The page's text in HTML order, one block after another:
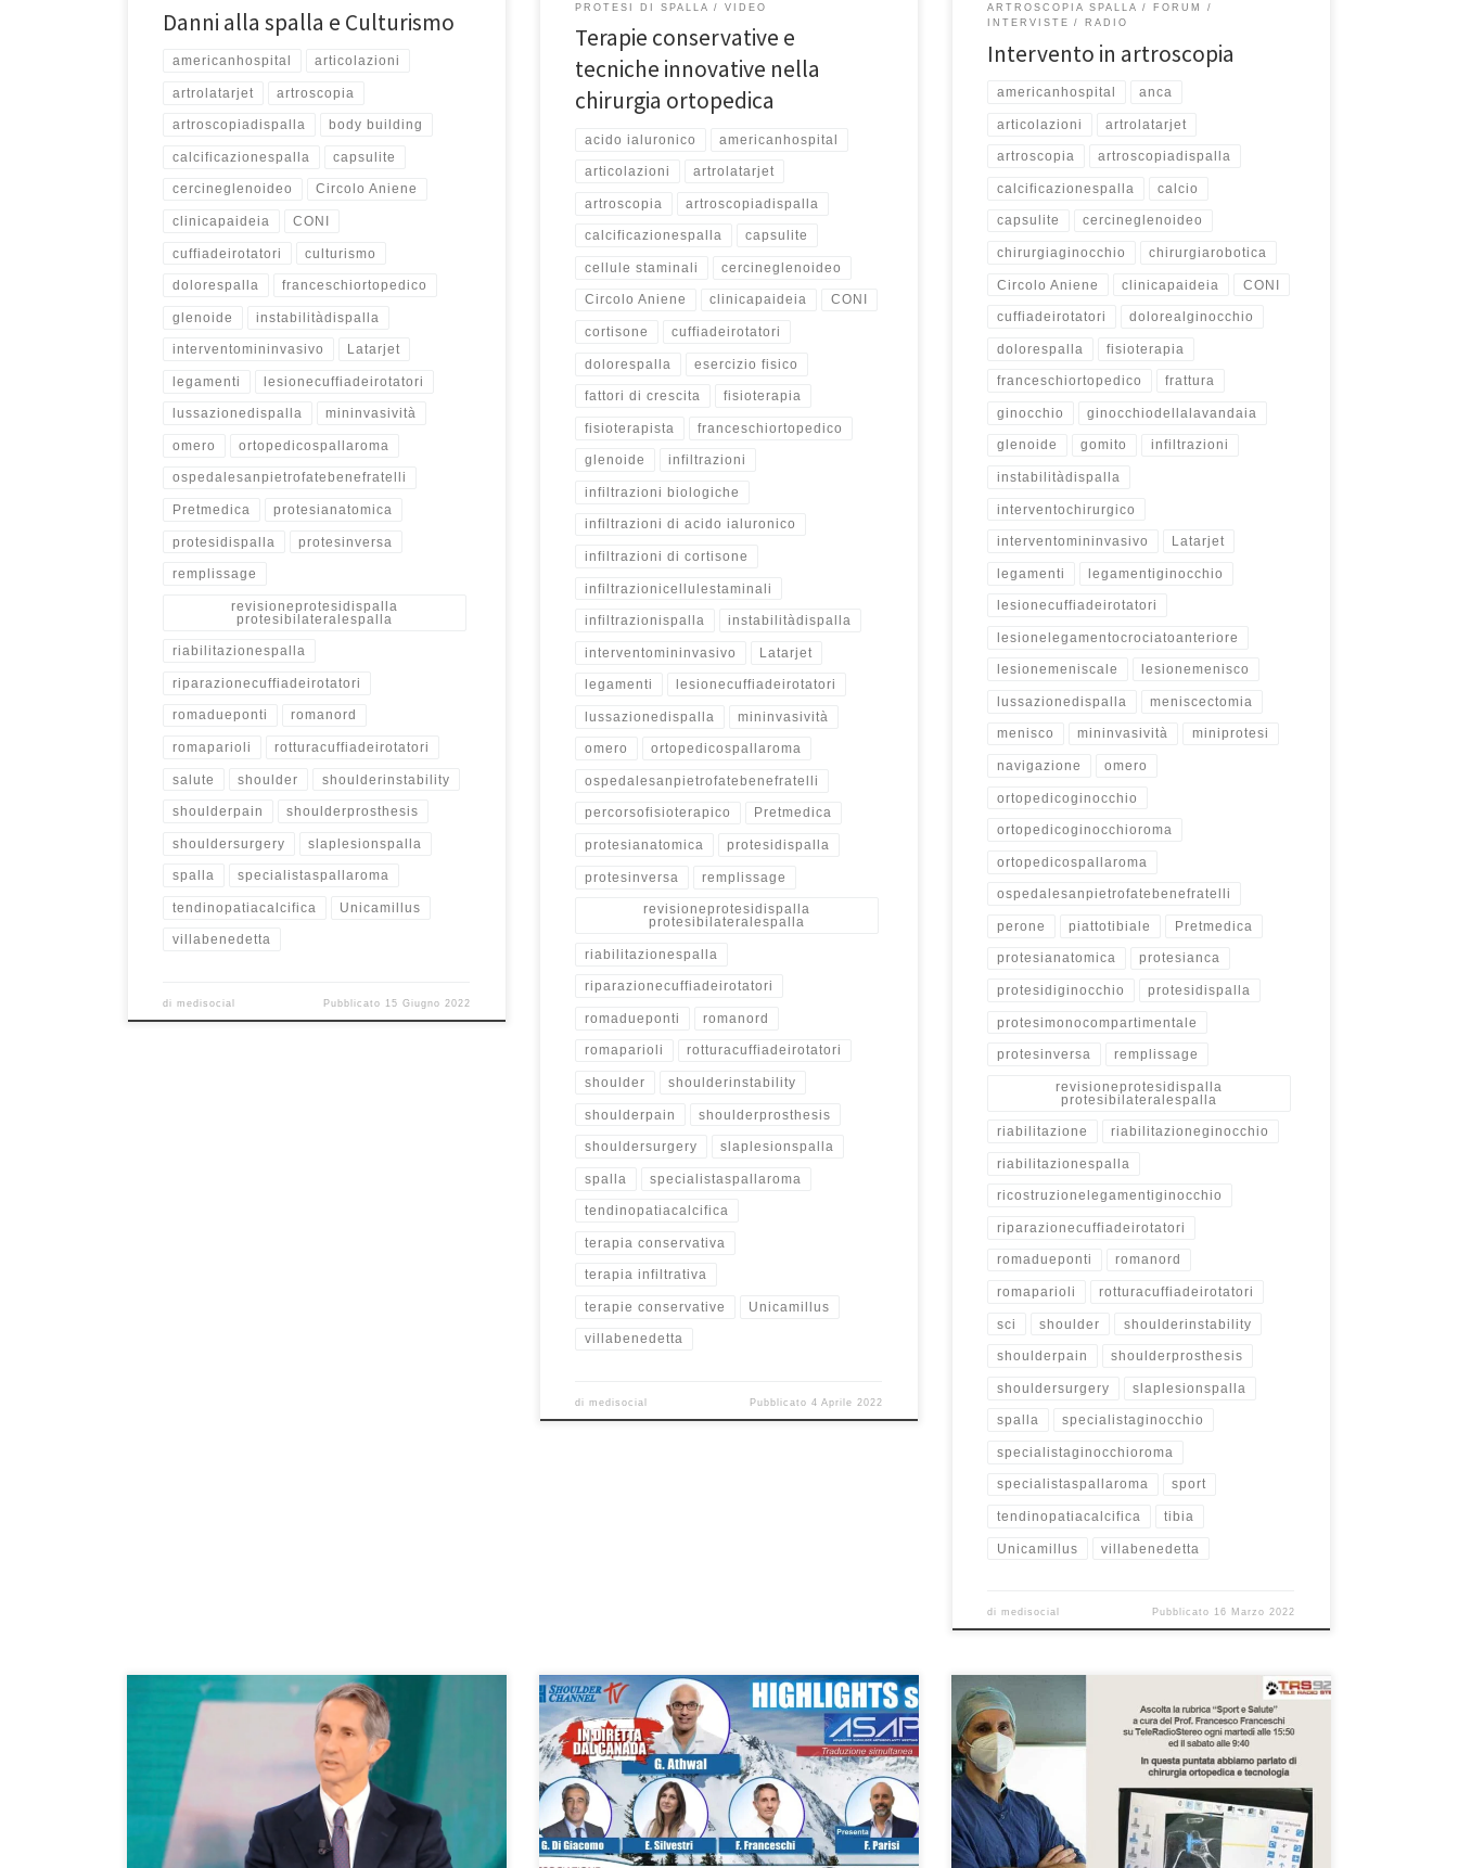
Danni alla spalla e Culturismo
americanhospital articolazioni
artrolatarjet artroscopia
artroscopiadispalla body building
calcificazionespalla capsulite
cercineglenoideo Circolo Aniene
clinicapaideia CONI
cuffiadeirotatori culturismo
dolorespalla franceschiortopedico
glenoide instabilitàdispalla
interventomininvasivo Latarjet
legamenti lesionecuffiadeirotatori
lussazionedispalla mininvasività
omero ortopedicospallaroma
ospedalesanpietrofatebenefratelli
Pretmedica protesianatomica
protesidispalla protesinversa
remplissage
revisioneprotesidispalla
protesibilateralespalla
riabilitazionespalla
riparazionecuffiadeirotatori
romadueponti romanord
romaparioli rotturacuffiadeirotatori
salute shoulder shoulderinstability
shoulderpain shoulderprosthesis
shouldersurgery slaplesionspalla
spalla specialistaspallaroma
tendinopatiacalcifica Unicamillus
villabenedetta
dimedisocial Pubblicato 15 Giugno 2022
PROTESI DI SPALLA
VIDEO
Terapie conservative e
tecniche innovative nella
chirurgia ortopedica
acido ialuronico americanhospital
articolazioni artrolatarjet
artroscopia artroscopiadispalla
calcificazionespalla capsulite
cellule staminali cercineglenoideo
Circolo Aniene clinicapaideia CONI
cortisone cuffiadeirotatori
dolorespalla esercizio fisico
fattori di crescita fisioterapia
fisioterapista franceschiortopedico
glenoide infiltrazioni
infiltrazioni biologiche
infiltrazioni di acido ialuronico
infiltrazioni di cortisone
infiltrazionicellulestaminali
infiltrazionispalla instabilitàdispalla
interventomininvasivo Latarjet
legamenti lesionecuffiadeirotatori
lussazionedispalla mininvasività
omero ortopedicospallaroma
ospedalesanpietrofatebenefratelli
percorsofisioterapico Pretmedica
protesianatomica protesidispalla
protesinversa remplissage
revisioneprotesidispalla
protesibilateralespalla
riabilitazionespalla
riparazionecuffiadeirotatori
romadueponti romanord
romaparioli rotturacuffiadeirotatori
shoulder shoulderinstability
shoulderpain shoulderprosthesis
shouldersurgery slaplesionspalla
spalla specialistaspallaroma
tendinopatiacalcifica
terapia conservativa
terapia infiltrativa
terapie conservative Unicamillus
villabenedetta
dimedisocial Pubblicato 4 Aprile 2022
ARTROSCOPIA SPALLA
FORUM
INTERVISTE
RADIO
Intervento in artroscopia
americanhospital anca
articolazioni artrolatarjet
artroscopia artroscopiadispalla
calcificazionespalla calcio
capsulite cercineglenoideo
chirurgiaginocchio chirurgiarobotica
Circolo Aniene clinicapaideia CONI
cuffiadeirotatori dolorealginocchio
dolorespalla fisioterapia
franceschiortopedico frattura
ginocchio ginocchiodellalavandaia
glenoide gomito infiltrazioni
instabilitàdispalla
interventochirurgico
interventomininvasivo Latarjet
legamenti legamentiginocchio
lesionecuffiadeirotatori
lesionelegamentocrociatoanteriore
lesionemeniscale lesionemenisco
lussazionedispalla meniscectomia
menisco mininvasività miniprotesi
navigazione omero
ortopedicoginocchio
ortopedicoginocchioroma
ortopedicospallaroma
ospedalesanpietrofatebenefratelli
perone piattotibiale Pretmedica
protesianatomica protesianca
protesidiginocchio protesidispalla
protesimonocompartimentale
protesinversa remplissage
revisioneprotesidispalla
protesibilateralespalla
riabilitazione riabilitazioneginocchio
riabilitazionespalla
ricostruzionelegamentiginocchio
riparazionecuffiadeirotatori
romadueponti romanord
romaparioli rotturacuffiadeirotatori
sci shoulder shoulderinstability
shoulderpain shoulderprosthesis
shouldersurgery slaplesionspalla
spalla specialistaginocchio
specialistaginocchioroma
specialistaspallaroma sport
tendinopatiacalcifica tibia
Unicamillus villabenedetta
dimedisocial Pubblicato 16 Marzo 2022
I dolori alla spalla Prof. Francesco Franceschi
ortopedico spalla Roma – Intervista Tg5 Salute
3/4/2022. I dolori alla spalla: frequentissimi soprattutto
in chi ha fatto o fa attività sportiva eccessiva oppure ha
avuto un incidente. Cosa è possibile fare? Il professor
Francesco Franceschi ortopedico, professore associato
di ortopedia all’Università Unicamillus […]
Protesi di spalla: highligts dal Meeting ASAP 2022 Prof.
Francesco Franceschi Ortopedico Spalla a Roma
Ospedale San Pietro Fatebenefratelli. Webinar del
21/2/2022 sul canale Facebook “Il Riabilitatore” e su
“Shoulder Channel TV”. In questo webinar, il Prof.
George Athwal, il Prof. Francesco Franceschi, il Dr.
Giovanni Di Giacomo e la […]
Chirurgia ortopedica e tecnologia Prof. Francesco
Franceschi ortopedico spalla, ginocchio e anca a
Roma Primario di Ortopedia all’Ospedale San Pietro
Fatebenefratelli a Roma. Rubrica radiofonica “Sport e
Salute” in onda su TeleradioStereo ogni martedì alle
15:50 ed il sabato alle 9:40 . In questa puntata della
mia rubrica radiofonica bisettimanale, […]